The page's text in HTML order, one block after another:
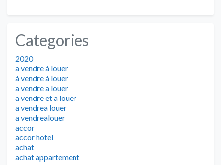
Categories
2020
a vendre à louer
à vendre à louer
a vendre a louer
a vendre et a louer
a vendrea louer
a vendrealouer
accor
accor hotel
achat
achat appartement